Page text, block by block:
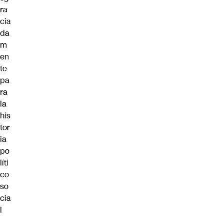
ra
cia
da
m
en
te
pa
ra
la
his
tor
ia
po
líti
co
so
cia
l